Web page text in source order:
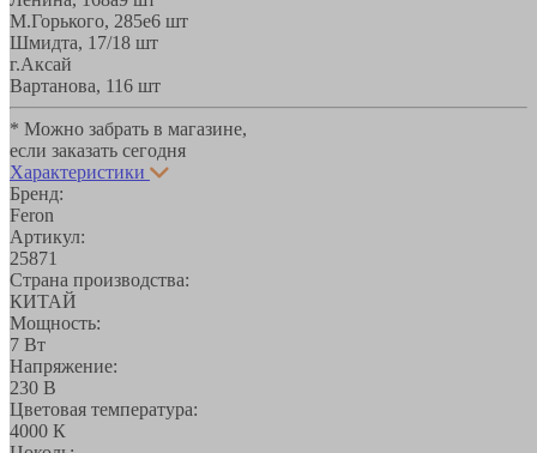
М.Горького, 285е6 шт
Шмидта, 17/18 шт
г.Аксай
Вартанова, 116 шт
* Можно забрать в магазине,
если заказать сегодня
Характеристики
Бренд:
Feron
Артикул:
25871
Страна производства:
КИТАЙ
Мощность:
7 Вт
Напряжение:
230 В
Цветовая температура:
4000 К